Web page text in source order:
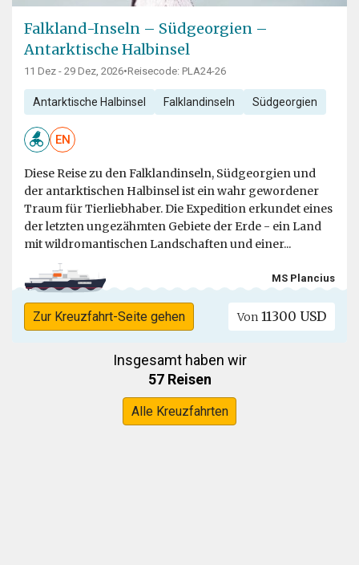
Falkland-Inseln – Südgeorgien –
Antarktische Halbinsel
11 Dez - 29 Dez, 2026•Reisecode: PLA24-26
Antarktische Halbinsel Falklandinseln Südgeorgien
EN
Diese Reise zu den Falklandinseln, Südgeorgien und
der antarktischen Halbinsel ist ein wahr gewordener
Traum für Tierliebhaber. Die Expedition erkundet eines
der letzten ungezähmten Gebiete der Erde - ein Land
mit wildromantischen Landschaften und einer...
MS Plancius
Zur Kreuzfahrt-Seite gehen Von 11300 USD
Insgesamt haben wir
57 Reisen
Alle Kreuzfahrten